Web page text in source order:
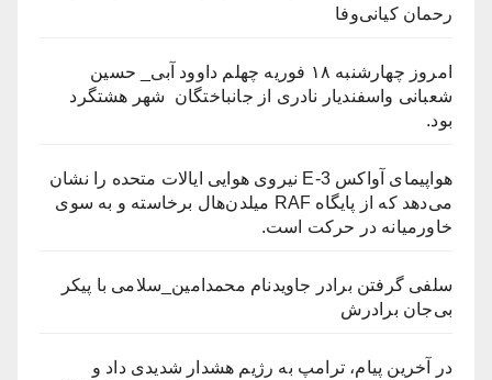
رحمان کیانی‌وفا
امروز چهارشنبه ۱۸ فوریه چهلم داوود آبی_ حسین
شعبانی واسفندیار نادری از جانباختگان شهر هشتگرد
بود.
هواپیمای آواکس E-3 نیروی هوایی ایالات متحده را نشان
می‌دهد که از پایگاه RAF میلدن‌هال برخاسته و به سوی
خاورمیانه در حرکت است.
سلفی گرفتن برادر جاویدنام محمدامین_سلامی با پیکر
بی‌جان برادرش
در آخرین پیام، ترامپ به رژیم هشدار شدیدی داد و